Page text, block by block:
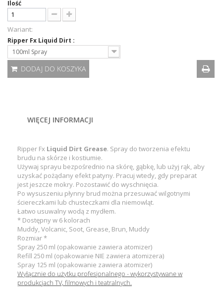
Ilość
Wariant:
Ripper Fx Liquid Dirt :
100ml Spray
DODAJ DO KOSZYKA
WIĘCEJ INFORMACJI
Ripper Fx Liquid Dirt Grease. Spray do tworzenia efektu
brudu na skórze i kostiumie.
Używaj sprayu bezpośrednio na skórę, gąbkę, lub użyj rąk, aby
uzyskać pożądany efekt patyny. Pracuj wtedy, gdy preparat
jest jeszcze mokry. Pozostawić do wyschnięcia.
Po wysuszeniu płynny brud można przesuwać wilgotnymi
ściereczkami lub chusteczkami dla niemowląt.
Łatwo usuwalny wodą z mydłem.
* Dostępny w 6 kolorach
Muddy, Volcanic, Soot, Grease, Brun, Muddy
Rozmiar *
Spray 250 ml (opakowanie zawiera atomizer)
Refill 250 ml (opakowanie NIE zawiera atomizera)
Spray 125 ml (opakowanie zawiera atomizer)
Wyłącznie do użytku profesjonalnego - wykorzystywane w
produkcjach TV, filmowych i teatralnych.